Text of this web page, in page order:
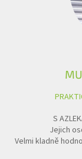
S
Jejich
Velmi kladně